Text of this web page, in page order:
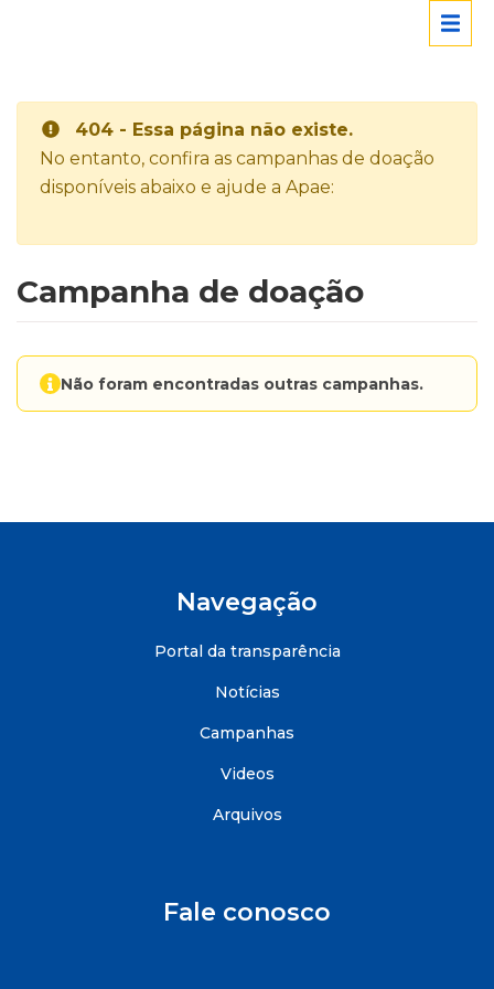
404 - Essa página não existe.
No entanto, confira as campanhas de doação
disponíveis abaixo e ajude a Apae:
Campanha de doação
Não foram encontradas outras campanhas.
Navegação
Portal da transparência
Notícias
Campanhas
Videos
Arquivos
Fale conosco